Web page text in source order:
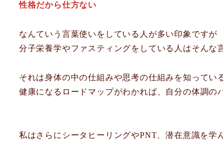
性格だから仕方ない
なんていう言葉使いをしている人が多い印象ですが
分子栄養学やファスティングをしている人はそんな
それは身体の中の仕組みや思考の仕組みを知ってい
健康になるロードマップがわかれば、自分の体調の
私はさらにシータヒーリングやPNT、潜在意識を学